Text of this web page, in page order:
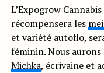
L’Expogrow
récompensera les
et variété autoflo,
féminin. Nous
Michka, écrivaine et